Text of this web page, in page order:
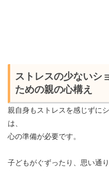
ストレスの少ないシ
ための親の心構え
親自身もストレスを感じずに
は、
心の準備が必要です。
子どもがぐずったり、思い通